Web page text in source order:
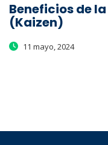
Beneficios de
(Kaizen)
11 mayo, 2024